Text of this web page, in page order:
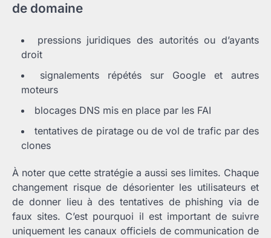
de domaine
pressions juridiques des autorités ou d’ayants
droit
signalements répétés sur Google et autres
moteurs
blocages DNS mis en place par les FAI
tentatives de piratage ou de vol de trafic par des
clones
À noter que cette stratégie a aussi ses limites. Chaque
changement risque de désorienter les utilisateurs et
de donner lieu à des tentatives de phishing via de
faux sites. C’est pourquoi il est important de suivre
uniquement les canaux officiels de communication de